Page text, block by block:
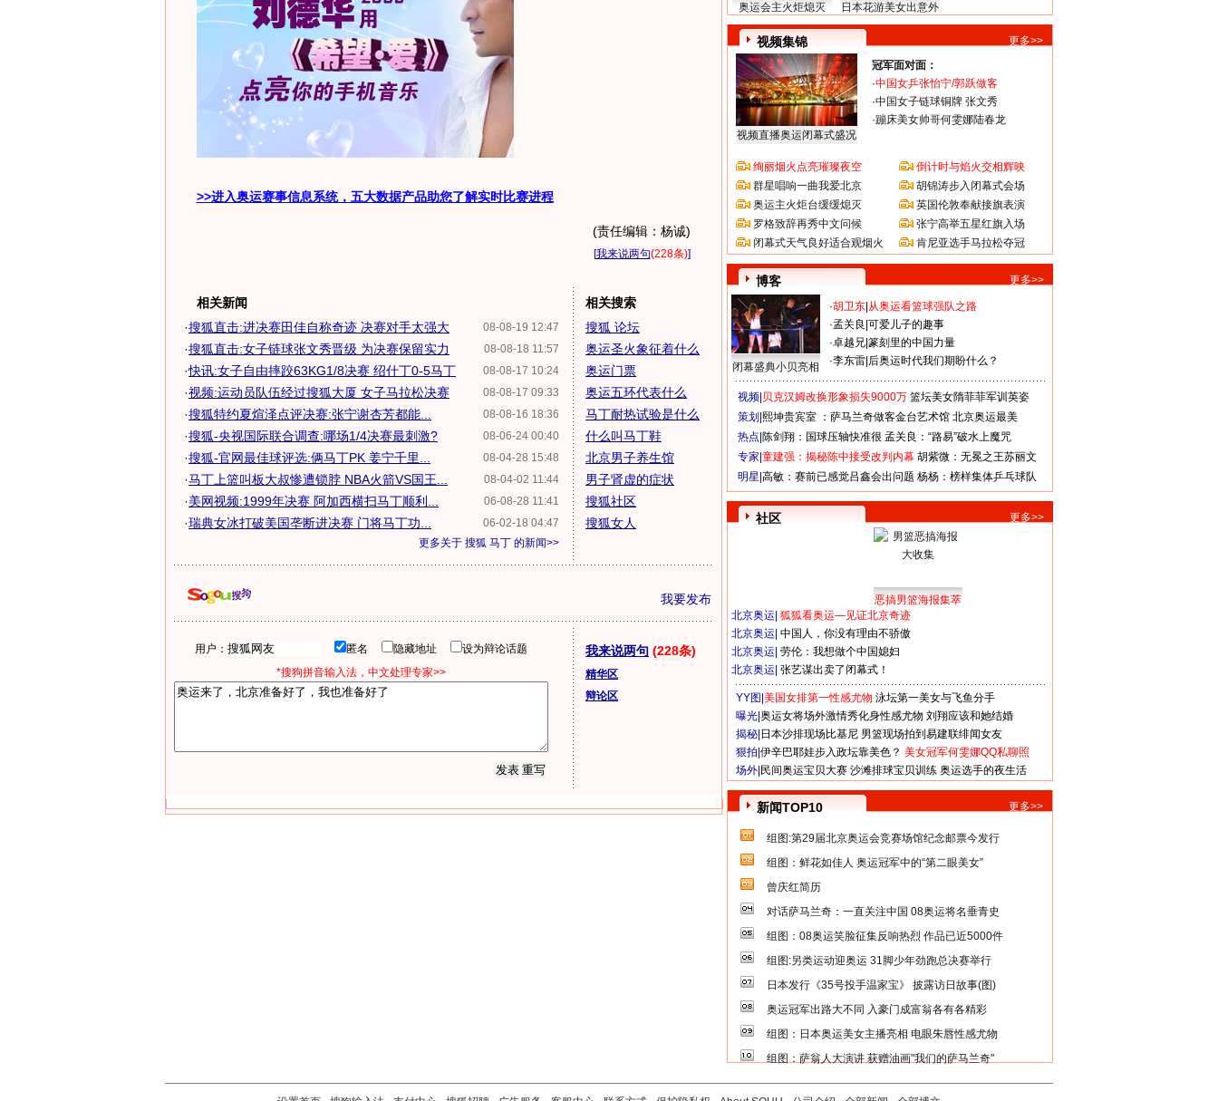
>>进入奥运赛事信息系统，五大数据产品助您了解实时比赛进程
(责任编辑：杨诚)
[我来说两句(228条)]
相关新闻
08-08-19 12:47
·搜狐直击:进决赛田佳自称奇迹 决赛对手太强大
08-08-18 11:57
·搜狐直击:女子链球张文秀晋级 为决赛保留实力
08-08-17 10:24
·快讯:女子自由摔跤63KG1/8决赛 绍什丁0-5马丁
08-08-17 09:33
·视频:运动员队伍经过搜狐大厦 女子马拉松决赛
08-08-16 18:36
·搜狐特约夏煊泽点评决赛:张宁谢杏芳都能...
08-06-24 00:40
·搜狐-央视国际联合调查:哪场1/4决赛最刺激?
08-04-28 15:48
·搜狐-官网最佳球评选:俩马丁PK 姜宁千里...
08-04-02 11:44
·马丁上篮叫板大叔惨遭锁脖 NBA火箭VS国王...
06-08-28 11:41
·美网视频:1999年决赛 阿加西横扫马丁顺利...
06-02-18 04:47
·瑞典女冰打破美国垄断进决赛 门将马丁功...
更多关于 搜狐 马丁 的新闻>>
相关搜索
搜狐 论坛
奥运圣火象征着什么
奥运门票
奥运五环代表什么
马丁耐热试验是什么
什么叫马丁鞋
北京男子养生馆
男子肾虚的症状
搜狐社区
搜狐女人
我要发布
用户： 匿名 隐藏地址
设为辩论话题
*搜狗拼音输入法，中文处理专家>>
我来说两句 (228条)
精华区
辩论区
奥运会主火炬熄灭 日本花游美女出意外
视频集锦 更多>>
视频直播奥运闭幕式盛况
冠军面对面：
·中国女乒张怡宁/郭跃做客
·中国女子链球铜牌 张文秀
·蹦床美女帅哥何雯娜陆春龙
绚丽烟火点亮璀璨夜空
群星唱响一曲我爱北京
奥运主火炬台缓缓熄灭
罗格致辞再秀中文问候
闭幕式天气良好适合观烟火
倒计时与焰火交相辉映
胡锦涛步入闭幕式会场
英国伦敦奉献接旗表演
张宁高举五星红旗入场
肯尼亚选手马拉松夺冠
博客 更多>>
闭幕盛典小贝亮相
·胡卫东 从奥运看篮球强队之路
·孟关良 可爱儿子的趣事
·卓越兄 篆刻里的中国力量
·李东雷 后奥运时代我们期盼什么？
视频| 贝克汉姆改换形象损失9000万 篮坛美女隋菲菲军训英姿
策划| 熙坤贵宾室 ：萨马兰奇做客金台艺术馆 北京奥运最美
热点| 陈剑翔：国球压轴快准很 孟关良：“路易”破水上魔咒
专家| 童建强：揭秘陈中接受改判内幕 胡紫微：无冕之王苏丽文
明星| 高敏：赛前已感觉吕鑫会出问题 杨杨：榜样集体乒乓球队
社区 更多>>
恶搞男篮海报集萃
北京奥运 狐狐看奥运—见证北京奇迹
北京奥运 中国人，你没有理由不骄傲
北京奥运 劳伦：我想做个中国媳妇
北京奥运 张艺谋出卖了闭幕式！
YY图| 美国女排第一性感尤物 泳坛第一美女与飞鱼分手
曝光| 奥运女将场外激情秀化身性感尤物 刘翔应该和她结婚
揭秘| 日本沙排现场比基尼 男篮现场拍到易建联绯闻女友
狠拍| 伊辛巴耶娃步入政坛靠美色？ 美女冠军何雯娜QQ私聊照
场外| 民间奥运宝贝大赛 沙滩排球宝贝训练 奥运选手的夜生活
新闻TOP10 更多>>
组图:第29届北京奥运会竞赛场馆纪念邮票今发行
组图：鲜花如佳人 奥运冠军中的“第二眼美女”
曾庆红简历
对话萨马兰奇：一直关注中国 08奥运将名垂青史
组图：08奥运笑脸征集反响热烈 作品已近5000件
组图:另类运动迎奥运 31脚少年劲跑总决赛举行
日本发行《35号投手温家宝》 披露访日故事(图)
奥运冠军出路大不同 入豪门成富翁各有各精彩
组图：日本奥运美女主播亮相 电眼朱唇性感尤物
组图：萨翁人大演讲 获赠油画"我们的萨马兰奇"